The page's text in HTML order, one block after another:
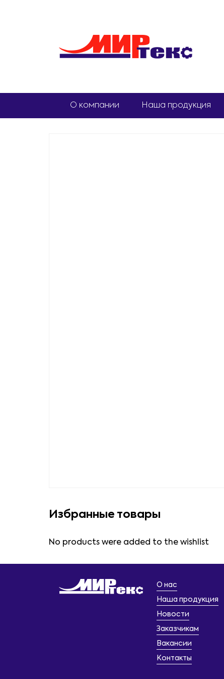
О компании Наша продукция
Избранные товары
No products were added to the wishlist
О нас
Наша продукция
Новости
Заказчикам
Вакансии
Контакты